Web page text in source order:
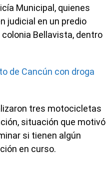
Municipal, quienes
judicial en un predio
colonia Bellavista, dentro
de Cancún con droga
tres motocicletas
situación que motivó
si tienen algún
en curso.